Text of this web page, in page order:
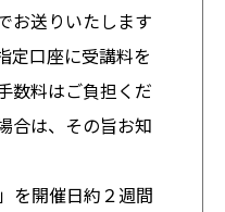
お送りいたします
定口座に受講料を
数料はご負担くだ
合は、その旨お知
を開催日約２週間